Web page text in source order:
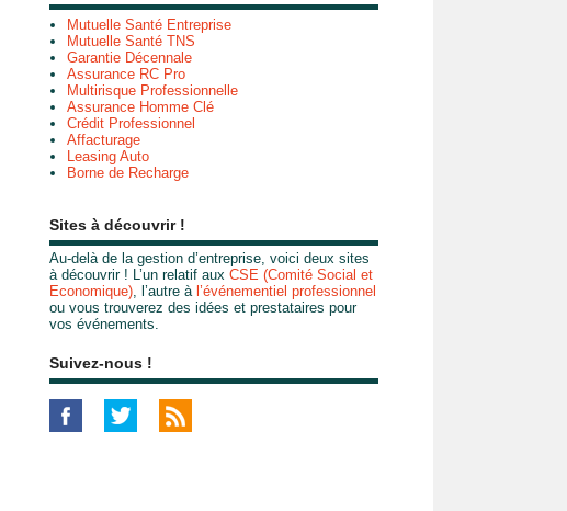
Mutuelle Santé Entreprise
Mutuelle Santé TNS
Garantie Décennale
Assurance RC Pro
Multirisque Professionnelle
Assurance Homme Clé
Crédit Professionnel
Affacturage
Leasing Auto
Borne de Recharge
Sites à découvrir !
Au-delà de la gestion d’entreprise, voici deux sites
à découvrir ! L’un relatif aux CSE (Comité Social et
Economique), l’autre à l’événementiel professionnel
ou vous trouverez des idées et prestataires pour
vos événements.
Suivez-nous !